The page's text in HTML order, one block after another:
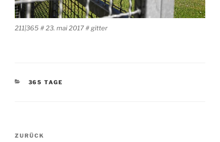
211|365 # 23. mai 2017 # gitter
KATEGORIEN
365 TAGE
Beitragsnavigation
Vorheriger
ZURÜCK